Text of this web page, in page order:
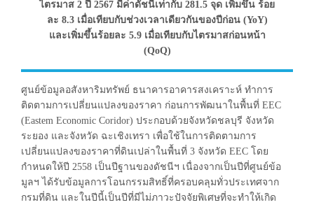
ไตรมาส 2 ปี 2567 มีค่าดัชนีเท่ากับ 281.5 จุด เพิ่มขึ้น ร้อย
ละ 8.3 เมื่อเทียบกับช่วงเวลาเดียวกันของปีก่อน (YoY)
และเพิ่มขึ้นร้อยละ 5.9 เมื่อเทียบกับไตรมาสก่อนหน้า
(QoQ)
ศูนย์ข้อมูลอสังหาริมทรัพย์ ธนาคารอาคารสงเคราะห์ ทำการ
ติดตามการเปลี่ยนแปลงของราคา ก่อนการพัฒนาในพื้นที่ EEC
(Eastem Economic Coridor) ประกอบด้วยจังหวัดชลบุรี จังหวัด
ระยอง และจังหวัด ฉะเชิงเทรา เพื่อใช้ในการติดตามการ
เปลี่ยนแปลงของราคาที่ดินเปล่าในพื้นที่ 3 จังหวัด EEC โดย
กำหนดให้ปี 2558 เป็นปีฐานของดัชนีฯ เนื่องจากเป็นปีที่ศูนย์ข้อ
มูลฯ ได้รับข้อมูลการโอนกรรมสิทธิ์ที่ครอบคลุมทั่วประเทศจาก
กรมที่ดิน และในปีนี้เป็นปีที่มีไม่ภาวะปัจจัยพิเศษที่จะทำให้เกิด